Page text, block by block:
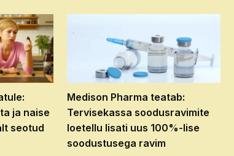
ja naise
seotud
Medison Pharma teatab:
Tervisekassa soodusravimite
loetellu lisati uus 100%-lise
soodustusega ravim